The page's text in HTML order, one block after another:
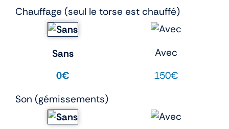
Chauffage (seul le torse est chauffé)
Sans
0€
Avec
150€
Son (gémissements)